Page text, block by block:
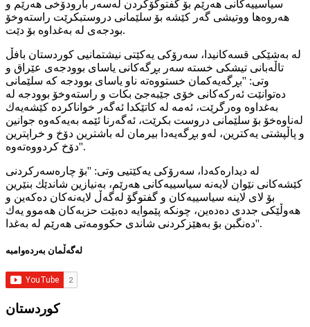
سیاسییه‌كانی هه‌رێم بۆ گفتوگۆكردن له‌سه‌ر بارودۆخی هه‌رێم و
هه‌روه‌ها ووتیشی گه‌ر كێشه‌ بۆ سلێمانی‌ دروستبكرێت راسته‌وخۆ
بودجه‌ی‌ له‌ به‌غداوه‌ بۆ دێت.
له‌ به‌شێكی قسه‌كانیدا، سه‌رۆكی یه‌كێتی نیشتمانیی كوردستان بافڵ
تاڵه‌بانی تیشكی خسته‌ سه‌ر بڕگه‌كانی یاسای بوودجه‌ی عێراق و
وتی: ''بڕگه‌یه‌كمان خستووه‌ته‌ ناو یاسای بوودجه‌ كه‌ سلێمانی
ده‌توانێت ئه‌ركه‌كانی خۆی جێبه‌جێ بكات و راسته‌وخۆ بوودجه‌ له‌
به‌غداوه‌ وه‌رگرێت، ئه‌مه‌ له‌ كاتێكدا ئه‌گه‌ر خواناكرده‌ كێشه‌یه‌ك
له‌ناوه‌خۆ بۆ سلێمانی دروست بكرێت، ئه‌گه‌رنا ئێمه‌ به‌یه‌كه‌وه‌ جوانین
و پاڵپشتی یه‌كترین، له‌و بڕگه‌یه‌دا بیرمان له‌ باشترین دۆخ و خراپترین
دۆخ كردووه‌ته‌وه‌''.
له‌ دیداره‌كه‌دا، سه‌رۆكی یه‌كێتیی وتی: ''بۆ چاره‌سه‌ركردنی
كێشه‌كانی نێوان لایه‌نه‌ سیاسییه‌كانی هه‌رێم، به‌نیازین شاندێك بنێرین
بۆ لای لاینه‌ سیاسییه‌كان و گفتوگۆ له‌گه‌ڵ لایه‌نه‌كان ده‌كه‌ین و
هه‌وڵێكی جددی ده‌ده‌ین، چونكه‌ پێموایه‌ ده‌بێت حزبه‌كان هه‌موو یه‌ك
ده‌نگبن بۆ به‌هێزكردنی شاندی حكوومه‌تی هه‌رێم له‌ به‌غدا''.
لەگەڵمان بەردەوامبە
كوردستان